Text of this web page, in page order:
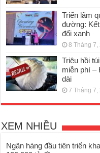
Triển lãm
đường:
đổi xanh
8 Tháng 7,
Triệu hồi
miễn phí –
dài
7 Tháng 7,
XEM NHIỀU
Ngân hàng đầu tiên triển